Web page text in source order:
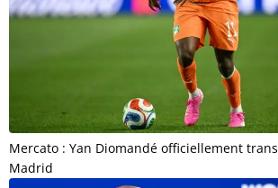
Mercato : Yan Diomandé officiellement
Madrid